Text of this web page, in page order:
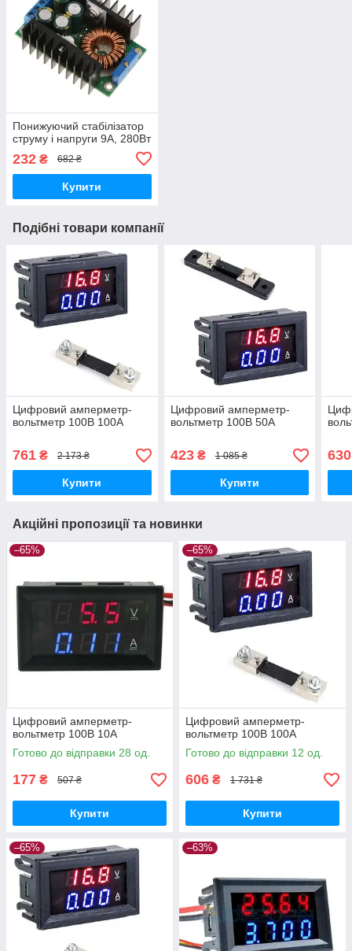
Понижуючий стабілізатор
струму і напруги 9А, 280Вт
232 ₴ 682 ₴
Купити
Подібні товари компанії
Цифровий амперметр-
вольтметр 100В 100А
761 ₴ 2 173 ₴
Купити
Цифровий амперметр-
вольтметр 100В 50А
423₴ 1 085 ₴
Купити
630
Акційні пропозиції та новинки
–65%
Цифровий амперметр-
вольтметр 100В 10А
Готово до відправки 28 од.
177 ₴ 507 ₴
Купити
–65%
Цифровий амперметр-
вольтметр 100В 100А
Готово до відправки 12 од.
606 ₴ 1 731 ₴
Купити
–65% –63%